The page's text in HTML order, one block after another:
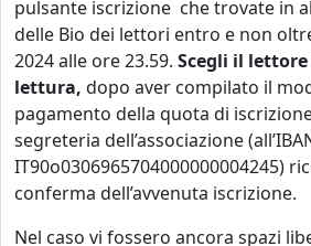
pulsante iscrizione che trovate in
delle Bio dei lettori entro e non
2024 alle ore 23.59. Scegli il lettore
lettura, dopo aver compilato il
pagamento della quota di
segreteria dell’associazione
IT90o0306965704000000004245)
conferma dell’avvenuta iscrizione.
Nel caso vi fossero ancora spazi